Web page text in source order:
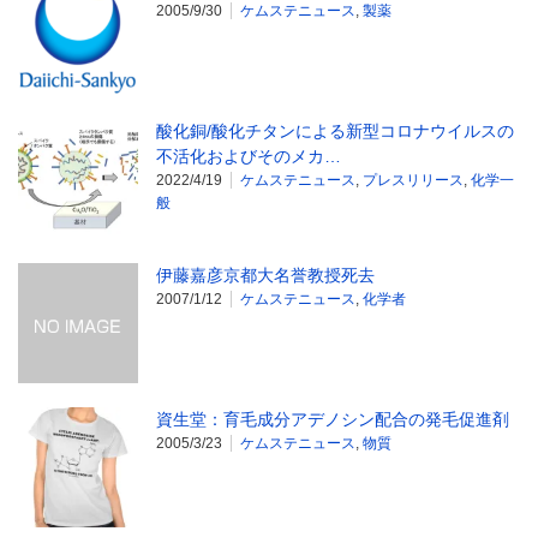
2005/9/30 ケムステニュース, 製薬
酸化銅/酸化チタンによる新型コロナウイルスの
不活化およびそのメカ…
2022/4/19 ケムステニュース, プレスリリース, 化学一
般
伊藤嘉彦京都大名誉教授死去
2007/1/12 ケムステニュース, 化学者
資生堂：育毛成分アデノシン配合の発毛促進剤
2005/3/23 ケムステニュース, 物質